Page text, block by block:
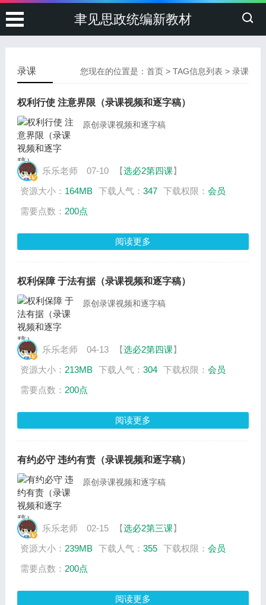
聿见思政统编新教材
您现在的位置是：首页 > TAG信息列表 > 录课
录课
权利行使 注意界限（录课视频和逐字稿）
原创录课视频和逐字稿
乐乐老师 07-10 【选必2第四课】
资源大小： 164MB 下载人气： 347 下载权限： 会员
需要点数： 200点
阅读更多
权利保障 于法有据（录课视频和逐字稿）
原创录课视频和逐字稿
乐乐老师 04-13 【选必2第四课】
资源大小： 213MB 下载人气： 304 下载权限： 会员
需要点数： 200点
阅读更多
有约必守 违约有责（录课视频和逐字稿）
原创录课视频和逐字稿
乐乐老师 02-15 【选必2第三课】
资源大小： 239MB 下载人气： 355 下载权限： 会员
需要点数： 200点
阅读更多